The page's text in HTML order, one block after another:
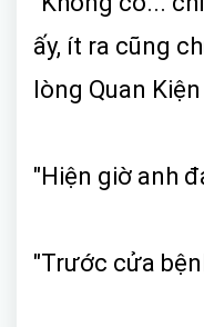
ấy, ít ra cũng
lòng Quan
"Hiện giờ anh
"Trước cửa